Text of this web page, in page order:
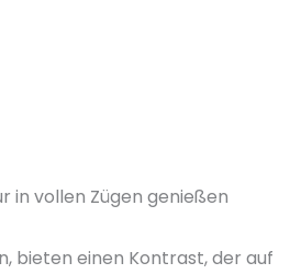
vollen Zügen genießen
bieten einen Kontrast, der auf